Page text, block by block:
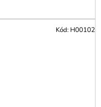
Kód: H00102